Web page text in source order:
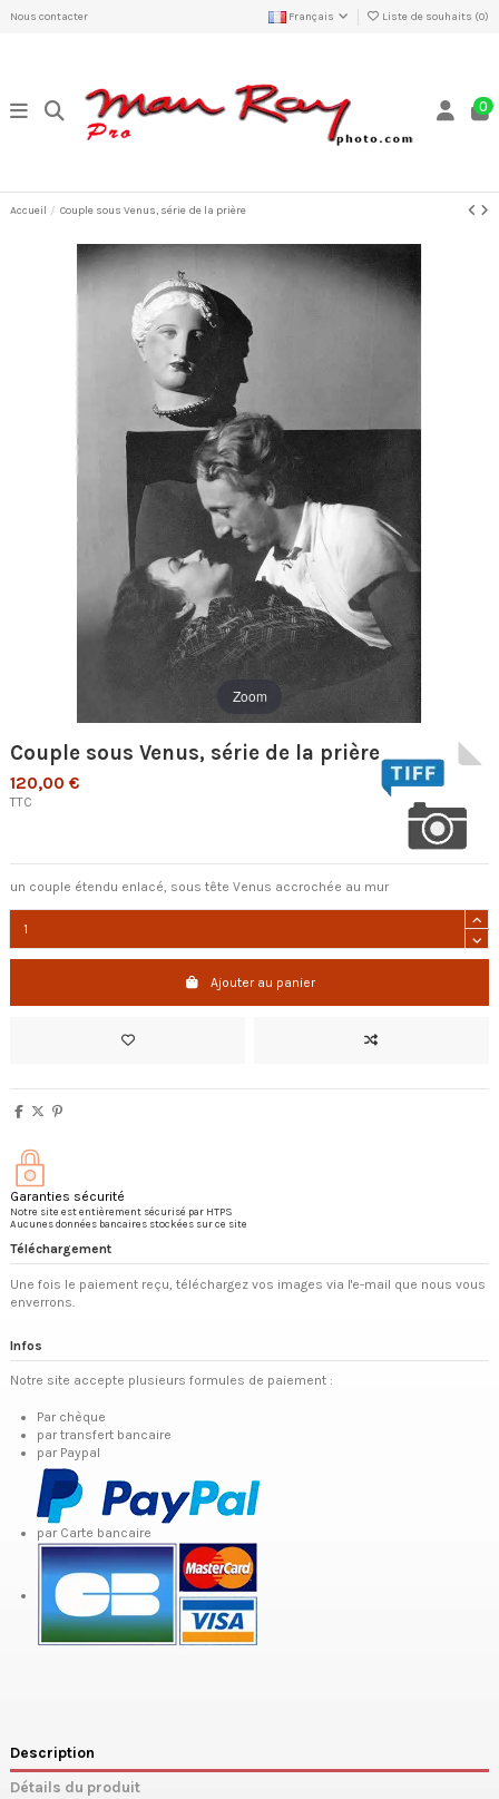
Nous contacter Français Liste de souhaits (0)
0
Accueil Couple sous Venus, série de la prière
Zoom
Couple sous Venus, série de la prière
120,00 €
TTC
un couple étendu enlacé, sous tête Venus accrochée au mur
Ajouter au panier
Garanties sécurité
Notre site est entièrement sécurisé par HTPS
Aucunes données bancaires stockées sur ce site
Téléchargement
Une fois le paiement reçu, téléchargez vos images via l'e-mail que nous vous
enverrons.
Infos
Notre site accepte plusieurs formules de paiement :
Par chèque
par transfert bancaire
par Paypal
par Carte bancaire
Description
Détails du produit